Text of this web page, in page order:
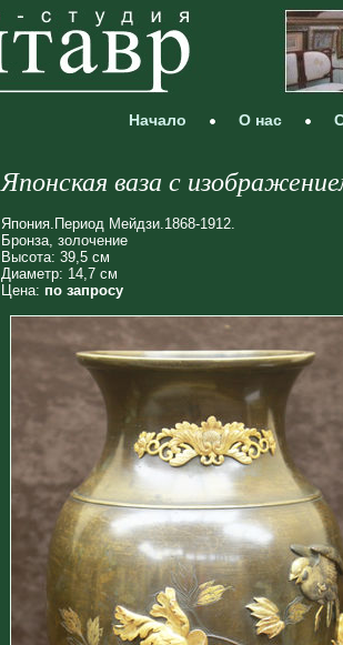
Начало О нас
Японская ваза с
Япония.Период Мейдзи.1868-1912.
Бронза, золочение
Высота: 39,5 см
Диаметр: 14,7 см
Цена: по запросу